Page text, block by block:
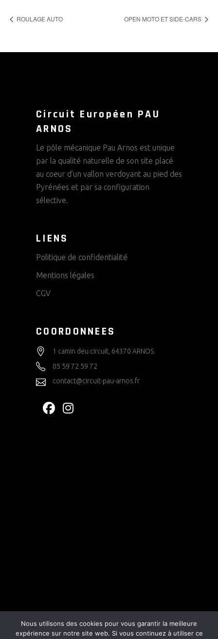
ROULAGE AUTO OPEN MOTO ET SIDE-CARS
Circuit Européen PAU
ARNOS
Le pôle mécanique Pau Arnos est unique
par la qualité naturelle de son site placé
au coeur d’un vallon verdoyant au pied des
Pyrénées et par sa configuration
sélective.
LIENS
Politique de confidentialité
Mentions légales
CGV
COORDONNEES
1 camin deu circuit, 64370 ARNOS
05 59 72 59 72
contact@circuit-pau-arnos.fr
Nous utilisons des cookies pour vous garantir la meilleure
expérience sur notre site web. Si vous continuez à utiliser ce